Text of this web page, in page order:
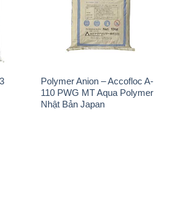
Polymer Anion – Accofloc A-
110 PWG MT Aqua Polymer
Nhật Bản Japan